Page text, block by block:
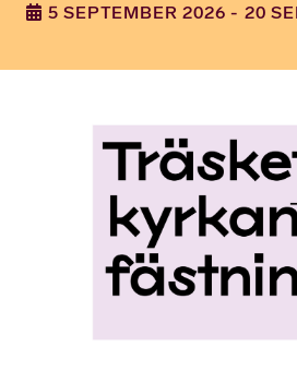
5 SEPTEMBER 2026 - 20